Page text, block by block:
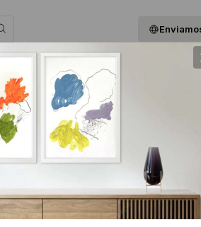
BLOG QUIENES SOMOS
SOFIA
$3000